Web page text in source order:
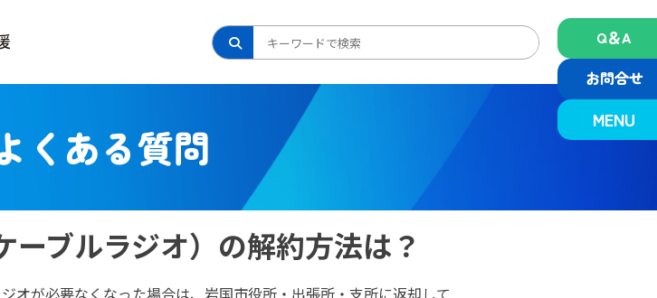
索:
Q＆A
お問合せ
MENU
くある質問
ブルラジオ）の解約方法は？